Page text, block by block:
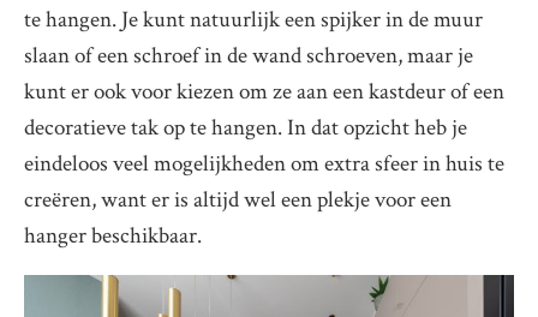
te hangen. Je kunt natuurlijk een spijker in de muur
slaan of een schroef in de wand schroeven, maar je
kunt er ook voor kiezen om ze aan een kastdeur of een
decoratieve tak op te hangen. In dat opzicht heb je
eindeloos veel mogelijkheden om extra sfeer in huis te
creëren, want er is altijd wel een plekje voor een
hanger beschikbaar.